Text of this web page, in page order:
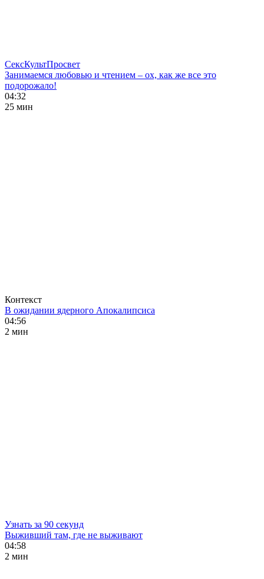
СексКультПросвет
Занимаемся любовью и чтением – ох, как же все это
подорожало!
04:32
25 мин
Контекст
В ожидании ядерного Апокалипсиса
04:56
2 мин
Узнать за 90 секунд
Выживший там, где не выживают
04:58
2 мин